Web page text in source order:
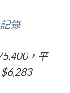
錄
，平